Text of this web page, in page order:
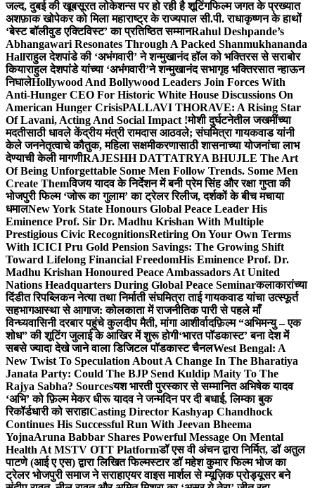
जल्द, दुबई की खूबसूरत लोकेशन्स पर हो रही है शूटिंगफिल्म जगत के प्रख्यात
अशफ़ाक खोपेकर को मिला महाराष्ट्र के राज्यपाल सी.पी. राधाकृष्णन के हाथों
‘बेस्ट बॉलीवुड एक्टिविस्ट’ का प्रतिष्ठित सम्मानRahul Deshpande’s
Abhangawari Resonates Through A Packed Shanmukhananda
Hallराहुल देशपांडे की ‘अभंगवारी’ ने शन्मुखानंद हॉल को भक्तिरस से सराबोर
कियाराहुल देशपांडे यांच्या ‘अभंगवारी’ने शन्मुखानंद सभागृह भक्तिरसात न्हाऊन
निघालेHollywood And Bollywood Leaders Join Forces With
Anti-Hunger CEO For Historic White House Discussions On
American Hunger CrisisPALLAVI THORAVE: A Rising Star
Of Lavani, Acting And Social Impact !मोशी दुर्घटनेतील जखमींच्या
मदतीसाठी धावले केंद्रीय मंत्री रामदास आठवले; संघमित्रा गायकवाड यांनी
केले जननेतृत्वाचे कौतुक, महिला सक्षमीकरणासाठी शासनाच्या योजनांचा लाभ
देण्याची केली मागणीRAJESHH DATTATRYA BHUJLE The Art
Of Being Unforgettable Some Men Follow Trends. Some Men
Create Themविजय यादव के निर्देशन में बनी प्रेम सिंह और रक्षा गुप्ता की
भोजपुरी फिल्म ‘जोरू का गुलाम’ का ट्रेलर रिलीज, दर्शकों के बीच मचाया
धमालNew York State Honours Global Peace Leader His
Eminence Prof. Sir Dr. Madhu Krishan With Multiple
Prestigious Civic RecognitionsRetiring On Your Own Terms
With ICICI Pru Gold Pension Savings: The Growing Shift
Toward Lifelong Financial FreedomHis Eminence Prof. Dr.
Madhu Krishan Honoured Peace Ambassadors At United
Nations Headquarters During Global Peace Seminarकलाकारांच्या
दिंडीत रिपब्लिकन नेत्या तथा निर्माती संघमित्रा ताई गायकवाड यांचा उत्स्फूर्त
सहभागआस्था से आगाज: कोलकाता में राजनीतिक पारी से पहले माँ
विन्ध्यवासिनी दरबार पहुंचे कुलदीप मैती, मांगा आशीर्वादफ़िल्म “अभिमन्यु – एक
शोध” की शूटिंग जुलाई के आखिर में शुरू होगी‘भारत पॉडकास्ट’ बना देश में
सबसे ज्यादा देखे जाने वाला डिजिटल पॉडकास्ट चैनलWest Bengal: A
New Twist To Speculation About A Change In The Bharatiya
Janata Party: Could The BJP Send Kuldip Maity To The
Rajya Sabha? Sourcesयश भारती पुरस्कार से सम्मानित अभिषेक यादव
‘अभि’ को फ़िल्म मेकर धीरू यादव ने जन्मदिन पर दी बधाई, लिम्का बुक
रिकॉर्डधारी को सराहाCasting Director Kashyap Chandhock
Continues His Successful Run With Jeevan Bheema
YojnaAruna Babbar Shares Powerful Message On Mental
Health At MSTV OTT Platformडॉ एस वी अंचन द्वारा निर्मित, डॉ अतुल
पाटणे (आई ए एस) द्वारा लिखित फिल्मस्टार डॉ महेश कुमार फिल्म भोज का
ट्रेलर भोजपुरी समाज ने सराहाएयर वाइस मार्शल से म्यूज़िक प्रोड्यूसर बने